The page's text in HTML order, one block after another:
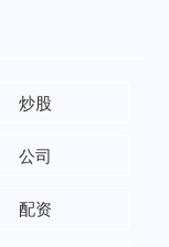
炒股
公司
配资